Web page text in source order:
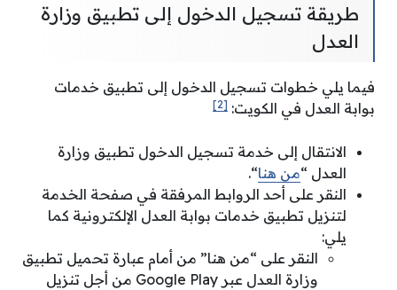
طريقة تسجيل الدخول إلى تطبيق وزارة
العدل
فيما يلي خطوات تسجيل الدخول إلى تطبيق خدمات
بوابة العدل في الكويت: [2]
الانتقال إلى خدمة تسجيل الدخول تطبيق وزارة
العدل “من هنا“.
النقر على أحد الروابط المرفقة في صفحة الخدمة
لتنزيل تطبيق خدمات بوابة العدل الإلكترونية كما
يلي:
النقر على “من هنا” من أمام عبارة تحميل تطبيق
وزارة العدل عبر Google Play من أجل تنزيل